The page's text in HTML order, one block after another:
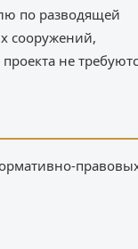
по разводящей
сооружений,
не